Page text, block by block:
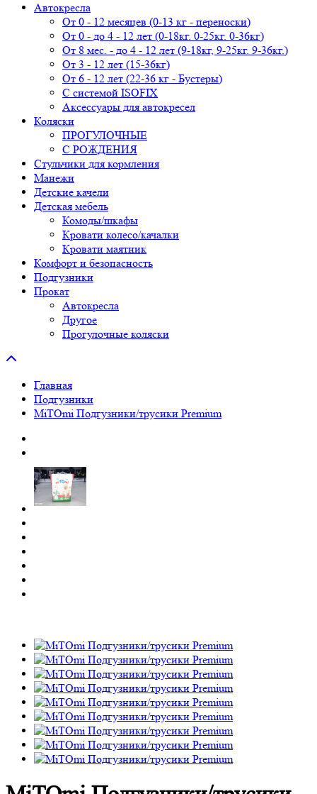
Автокресла
От 0 - 12 месяцев (0-13 кг - переноски)
От 0 - до 4 - 12 лет (0-18кг. 0-25кг. 0-36кг)
От 8 мес. - до 4 - 12 лет (9-18кг, 9-25кг. 9-36кг.)
От 3 - 12 лет (15-36кг)
От 6 - 12 лет (22-36 кг - Бустеры)
С системой ISOFIX
Аксессуары для автокресел
Коляски
ПРОГУЛОЧНЫЕ
С РОЖДЕНИЯ
Стульчики для кормления
Манежи
Детские качели
Детская мебель
Комоды/шкафы
Кровати колесо/качалки
Кровати маятник
Комфорт и безопасность
Подгузники
Прокат
Автокресла
Другое
Прогулочные коляски
Главная
Подгузники
MiTOmi Подгузники/трусики Premium